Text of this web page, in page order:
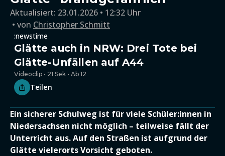
Aktualisiert: 23.01.2026 • 12:32 Uhr
von Christopher Schmitt
:newstime
Glätte auch in NRW: Drei Tote bei
Glätte-Unfällen auf A44
Videoclip • 21 Sek • Ab 12
Teilen
Ein sicherer Schulweg ist für viele Schüler:innen in
Niedersachsen nicht möglich – teilweise fällt der
Unterricht aus. Auf den Straßen ist aufgrund der
Glätte vielerorts Vorsicht geboten.